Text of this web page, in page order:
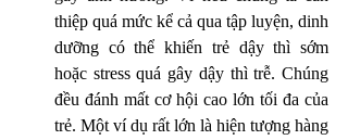
thiệp quá mức kể cả qua tập luyện, dinh
dưỡng có thể khiến trẻ dậy thì sớm
hoặc stress quá gây dậy thì trễ. Chúng
đều đánh mất cơ hội cao lớn tối đa của
trẻ. Một ví dụ rất lớn là hiện tượng hàng